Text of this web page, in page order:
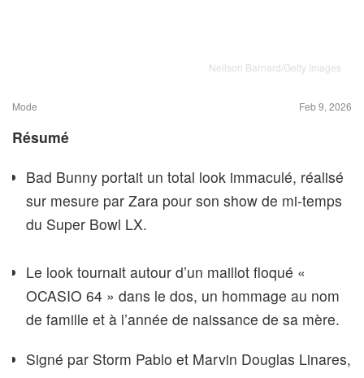
Neilson Barnard/Getty Images
Mode Feb 9, 2026
Résumé
Bad Bunny portait un total look immaculé, réalisé
sur mesure par Zara pour son show de mi-temps
du Super Bowl LX.
Le look tournait autour d’un maillot floqué «
OCASIO 64 » dans le dos, un hommage au nom
de famille et à l’année de naissance de sa mère.
Signé par Storm Pablo et Marvin Douglas Linares,